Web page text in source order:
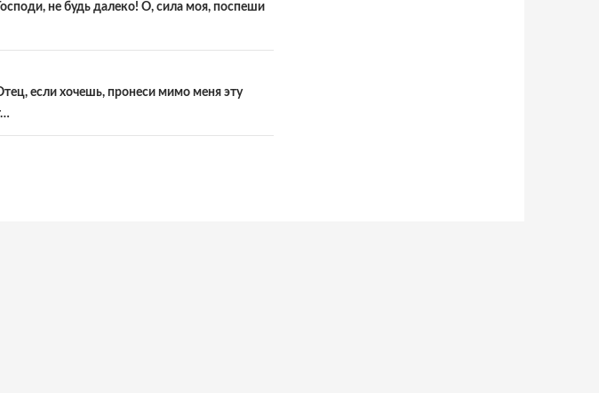
не будь далеко! О, сила моя, поспеши
если хочешь, пронеси мимо меня эту